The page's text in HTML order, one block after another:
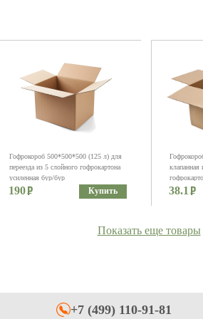
Гофрокороб 500*500*500 (125 л) для
переезда из 5 слойного гофрокартона
усиленная бур/бур
190 Купить
клапанная
38.1
Показать еще товары
+7 (499) 110-91-81